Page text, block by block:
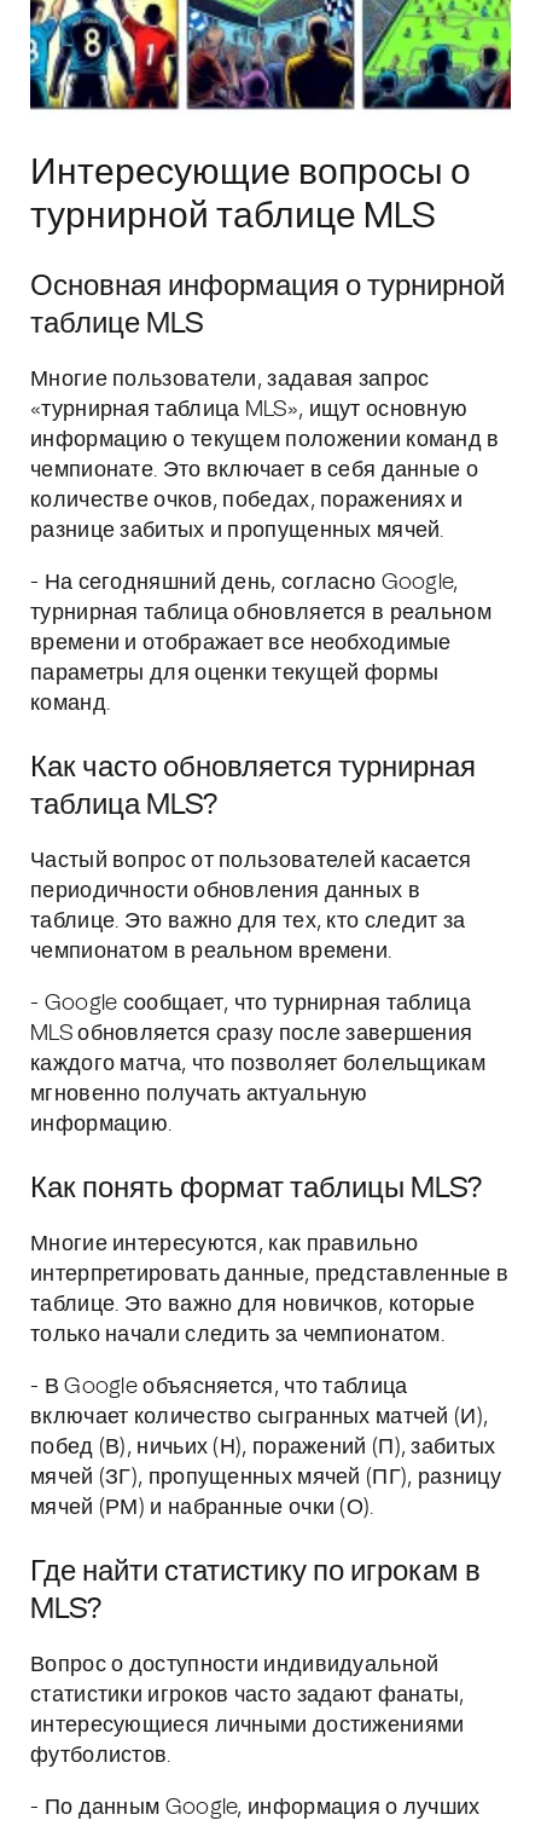
Интересующие вопросы о
турнирной таблице MLS
Основная информация о турнирной
таблице MLS
Многие пользователи, задавая запрос
«турнирная таблица MLS», ищут основную
информацию о текущем положении команд в
чемпионате. Это включает в себя данные о
количестве очков, победах, поражениях и
разнице забитых и пропущенных мячей.
- На сегодняшний день, согласно Google,
турнирная таблица обновляется в реальном
времени и отображает все необходимые
параметры для оценки текущей формы
команд.
Как часто обновляется турнирная
таблица MLS?
Частый вопрос от пользователей касается
периодичности обновления данных в
таблице. Это важно для тех, кто следит за
чемпионатом в реальном времени.
- Google сообщает, что турнирная таблица
MLS обновляется сразу после завершения
каждого матча, что позволяет болельщикам
мгновенно получать актуальную
информацию.
Как понять формат таблицы MLS?
Многие интересуются, как правильно
интерпретировать данные, представленные в
таблице. Это важно для новичков, которые
только начали следить за чемпионатом.
- В Google объясняется, что таблица
включает количество сыгранных матчей (И),
побед (В), ничьих (Н), поражений (П), забитых
мячей (ЗГ), пропущенных мячей (ПГ), разницу
мячей (РМ) и набранные очки (О).
Где найти статистику по игрокам в
MLS?
Вопрос о доступности индивидуальной
статистики игроков часто задают фанаты,
интересующиеся личными достижениями
футболистов.
- По данным Google, информация о лучших